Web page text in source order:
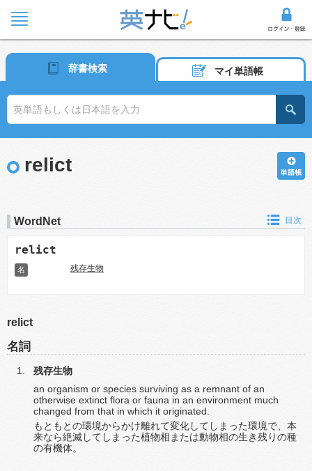
辞書検索 マイ単語帳
relict
WordNet 目次
relict
名 残存生物
relict
名詞
残存生物
an organism or species surviving as a remnant of an
otherwise extinct flora or fauna in an environment much
changed from that in which it originated.
もともとの環境からかけ離れて変化してしまった環境で、本
来なら絶滅してしまった植物相または動物相の生き残りの種
の有機体。